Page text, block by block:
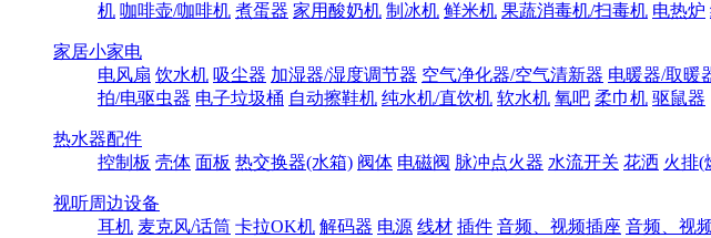
机 咖啡壶/咖啡机 煮蛋器 家用酸奶机 制冰机 鲜米机 果蔬消毒机/扫毒机 电热炉
家居小家电
电风扇 饮水机 吸尘器 加湿器/湿度调节器 空气净化器/空气清新器 电暖器/取暖
拍/电驱虫器 电子垃圾桶 自动擦鞋机 纯水机/直饮机 软水机 氧吧 柔巾机 驱鼠器
热水器配件
控制板 壳体 面板 热交换器(水箱) 阀体 电磁阀 脉冲点火器 水流开关 花洒 火排(
视听周边设备
耳机 麦克风/话筒 卡拉OK机 解码器 电源 线材 插件 音频、视频插座 音频、视